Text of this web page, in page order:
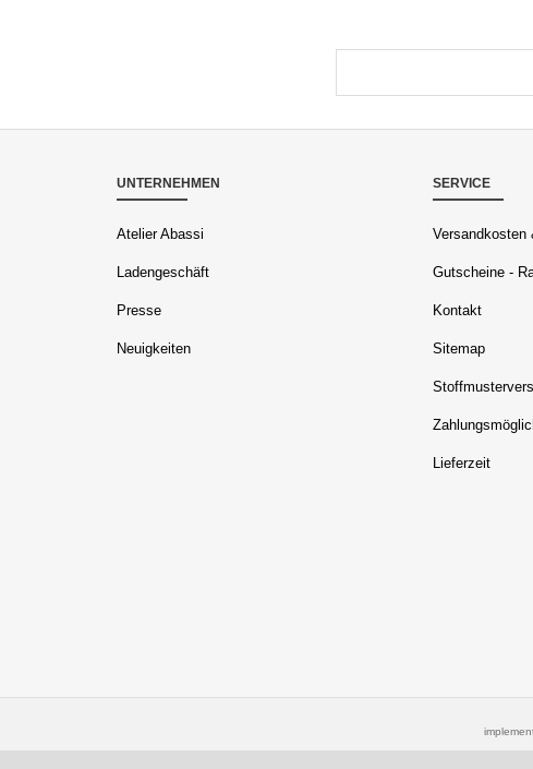
UNTERNEHMEN
Atelier Abassi
Ladengeschäft
Presse
Neuigkeiten
SERVICE
Versandkosten
Gutscheine -
Kontakt
Sitemap
Lieferzeit